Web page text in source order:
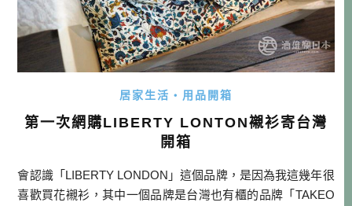
居家生活・用品開箱
第一次網購LIBERTY LONTON襯衫寄台灣
開箱
會認識「LIBERTY LONDON」這個品牌，是因為我這幾年很
喜歡買花襯衫，其中一個品牌是台灣也有櫃的品牌「TAKEO